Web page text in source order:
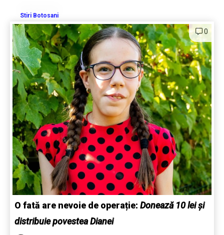
Stiri Botosani
0
O fată are nevoie de operație: Donează 10 lei și
distribuie povestea Dianei